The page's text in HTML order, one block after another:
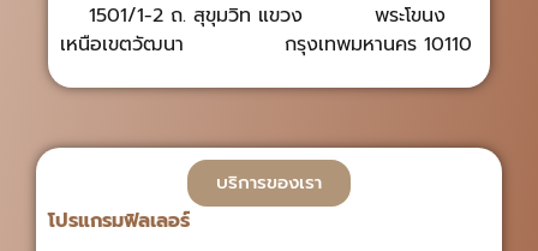
1501/1-2 ถ. สุขุมวิท แขวง พระโขนง
เหนือเขตวัฒนา กรุงเทพมหานคร 10110
บริการของเรา
โปรแกรมฟิลเลอร์